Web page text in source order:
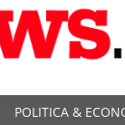
POLITICA &